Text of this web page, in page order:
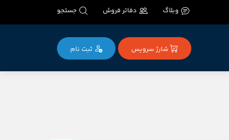
وبلاگ دفاتر فروش جستجو
شارژ سرویس ثبت‌ نام